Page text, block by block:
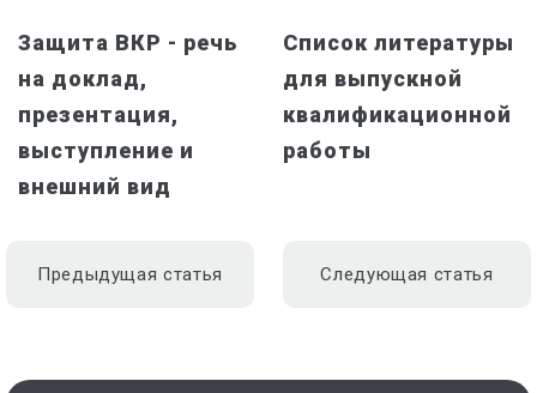
Защита ВКР - речь
на доклад,
презентация,
выступление и
внешний вид
Предыдущая статья
Список литературы
для выпускной
квалификационной
работы
Следующая статья